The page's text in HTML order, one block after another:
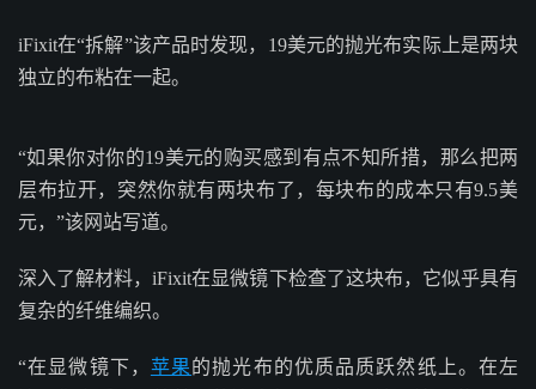
iFixit在“拆解”该产品时发现，19美元的抛光布实际上是两块
独立的布粘在一起。
“如果你对你的19美元的购买感到有点不知所措，那么把两
层布拉开，突然你就有两块布了，每块布的成本只有9.5美
元，”该网站写道。
深入了解材料，iFixit在显微镜下检查了这块布，它似乎具有
复杂的纤维编织。
“在显微镜下， 苹果的抛光布的优质品质跃然纸上。在左